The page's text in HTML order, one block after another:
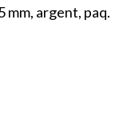
mm, argent, paq.